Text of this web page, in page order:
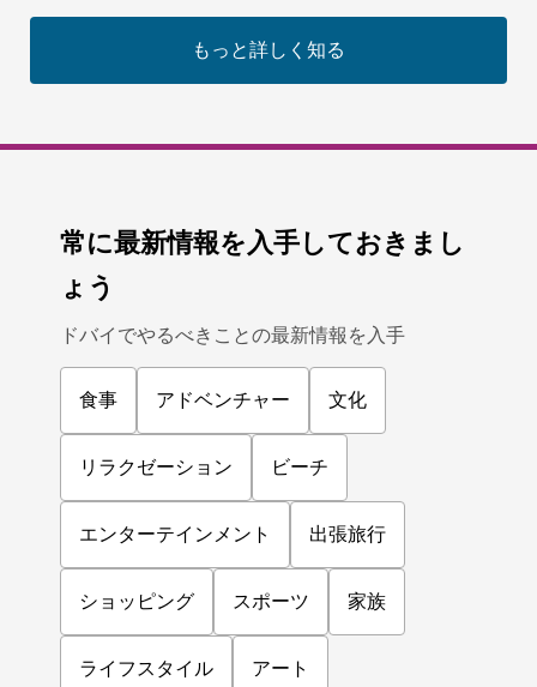
もっと詳しく知る
常に最新情報を入手しておきまし
ょう
ドバイでやるべきことの最新情報を入手
食事 アドベンチャー 文化
リラクゼーション ビーチ
エンターテインメント 出張旅行
ショッピング スポーツ 家族
ライフスタイル アート